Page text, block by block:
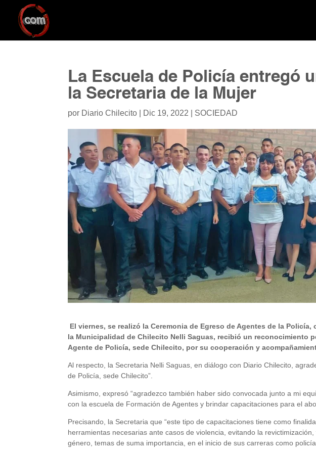
La Escuela de Policía entregó
la Secretaria de la Mujer
por Diario Chilecito Dic 19, 2022 SOCIEDAD
El viernes, se realizó la Ceremonia de Egreso de Agentes de la
la Municipalidad de Chilecito Nelli Saguas, recibió un reconocimiento
Agente de Policía, sede Chilecito, por su cooperación y
Al respecto, la Secretaria Nelli Saguas, en diálogo con Diario Chilecito,
de Policía, sede Chilecito”.
Asimismo, expresó “agradezco también haber sido convocada junto a mi
con la escuela de Formación de Agentes y brindar capacitaciones para el
Precisando, la Secretaria que “este tipo de capacitaciones tiene como
herramientas necesarias ante casos de violencia, evitando la
género, temas de suma importancia, en el inicio de sus carreras como